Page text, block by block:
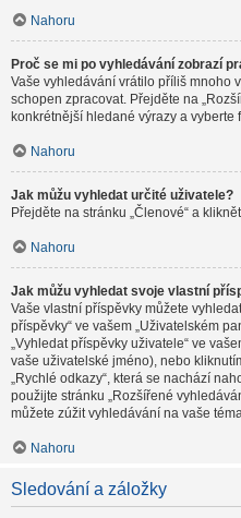
Nahoru
Proč se mi po vyhledávání zobrazí
Vaše vyhledávání vrátilo příliš mnoho
schopen zpracovat. Přejděte na
konkrétnější hledané výrazy a
Nahoru
Jak můžu vyhledat určité uživatele?
Přejděte na stránku „Členové“ a
Nahoru
Jak můžu vyhledat svoje vlastní
Vaše vlastní příspěvky můžete
příspěvky“ ve vašem „Uživatelském
„Vyhledat příspěvky uživatele“ ve
vaše uživatelské jméno), nebo
„Rychlé odkazy“, která se nachází
použijte stránku „Rozšířené
můžete zúžit vyhledávání na vaše
Nahoru
Sledování a záložky